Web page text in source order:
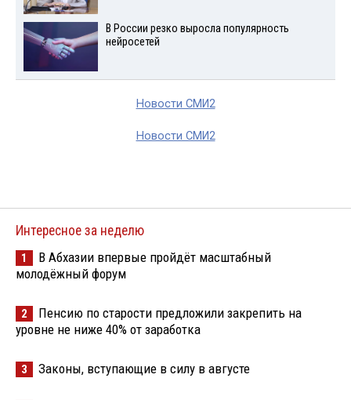
В России резко выросла популярность
нейросетей
Новости СМИ2
Новости СМИ2
Интересное за неделю
1
В Абхазии впервые пройдёт масштабный
молодёжный форум
2
Пенсию по старости предложили закрепить на
уровне не ниже 40% от заработка
3 Законы, вступающие в силу в августе